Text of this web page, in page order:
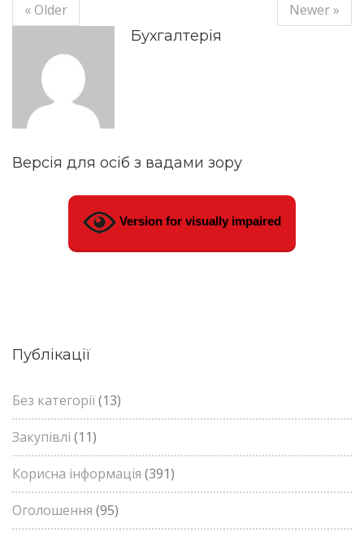
« Older
Newer »
Бухгалтерія
Версія для осіб з вадами зору
Version for visually impaired
Публікації
Без категорії(13)
Закупівлі (11)
Корисна інформація (391)
Оголошення (95)